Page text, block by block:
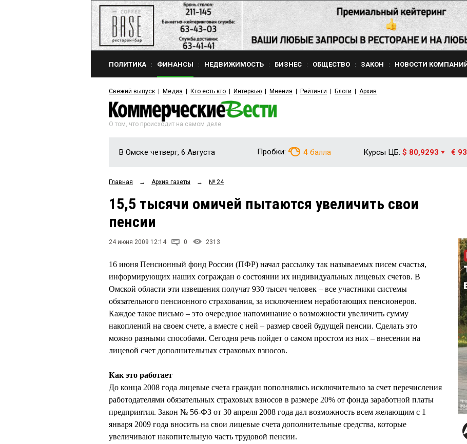
ПОЛИТИКА ФИНАНСЫ НЕДВИЖИМОСТЬ БИЗНЕС ОБЩЕСТВО ЗАКОН НОВОСТИ
Свежий выпуск Медиа Кто есть кто Интервью Мнения Рейтинги Блоги Архив
О том, что происходит на самом деле
В Омске четверг, 6 Августа Пробки: 4 балла Курсы ЦБ: $ 80,9293 €
Главная → Архив газеты → № 24
15,5 тысячи омичей пытаются увеличить свои
пенсии
24 июня 2009 12:14 0 2313
16 июня Пенсионный фонд России (ПФР) начал рассылку так называемых писем счастья,
информирующих наших сограждан о состоянии их индивидуальных лицевых счетов. В
Омской области эти извещения получат 930 тысяч человек – все участники системы
обязательного пенсионного страхования, за исключением неработающих пенсионеров.
Каждое такое письмо – это очередное напоминание о возможности увеличить сумму
накоплений на своем счете, а вместе с ней – размер своей будущей пенсии. Сделать это
можно разными способами. Сегодня речь пойдет о самом простом из них – внесении на
лицевой счет дополнительных страховых взносов.
Как это работает
До конца 2008 года лицевые счета граждан пополнялись исключительно за счет перечисления
работодателями обязательных страховых взносов в размере 20% от фонда заработной платы
предприятия. Закон № 56-ФЗ от 30 апреля 2008 года дал возможность всем желающим с 1
января 2009 года вносить на свои лицевые счета дополнительные средства, которые
увеличивают накопительную часть трудовой пенсии.